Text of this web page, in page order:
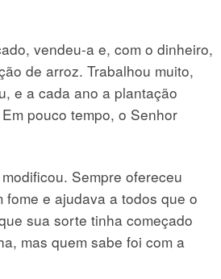
vendeu-a e, com o dinheiro,
de arroz. Trabalhou muito,
e a cada ano a plantação
pouco tempo, o Senhor
Sempre ofereceu
fome e ajudava a todos que o
sua sorte tinha começado
mas quem sabe foi com a